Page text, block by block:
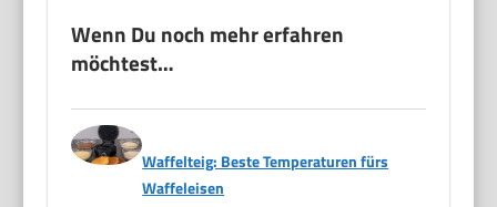
Wenn Du noch mehr erfahren
möchtest…
Waffelteig: Beste Temperaturen fürs
Waffeleisen